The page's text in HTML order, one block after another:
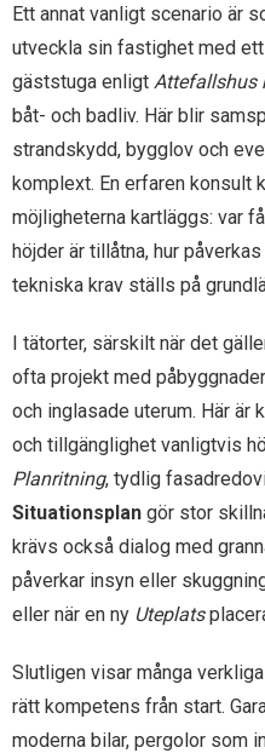
Ett annat vanligt scenario är
utveckla sin fastighet med
gäststuga enligt Attefallshus
båt- och badliv. Här blir
strandskydd, bygglov och
komplext. En erfaren konsult
möjligheterna kartläggs: var
höjder är tillåtna, hur
tekniska krav ställs på
I tätorter, särskilt när det
ofta projekt med
och inglasade uterum. Här är
och tillgänglighet vanligtvis
Planritning, tydlig
Situationsplan gör stor
krävs också dialog med
påverkar insyn eller
eller när en ny Uteplats
Slutligen visar många
rätt kompetens från start.
moderna bilar, pergolor som